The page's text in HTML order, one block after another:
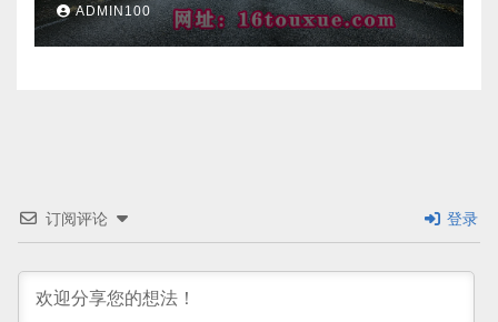
ADMIN100
订阅评论 登录